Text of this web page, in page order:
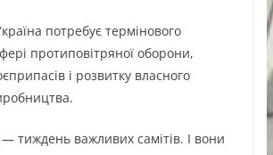
потребує термінового
протиповітряної оборони,
і розвитку власного
тиждень важливих самітів. І вони